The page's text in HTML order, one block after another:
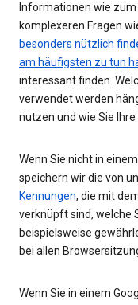
Informationen wie zum
komplexeren Fragen
besonders nützlich
am häufigsten zu tun
interessant finden.
verwendet werden
nutzen und wie Sie
Wenn Sie nicht in
speichern wir die von
Kennungen, die mit
verknüpft sind, welche
beispielsweise
bei allen
Wenn Sie in einem